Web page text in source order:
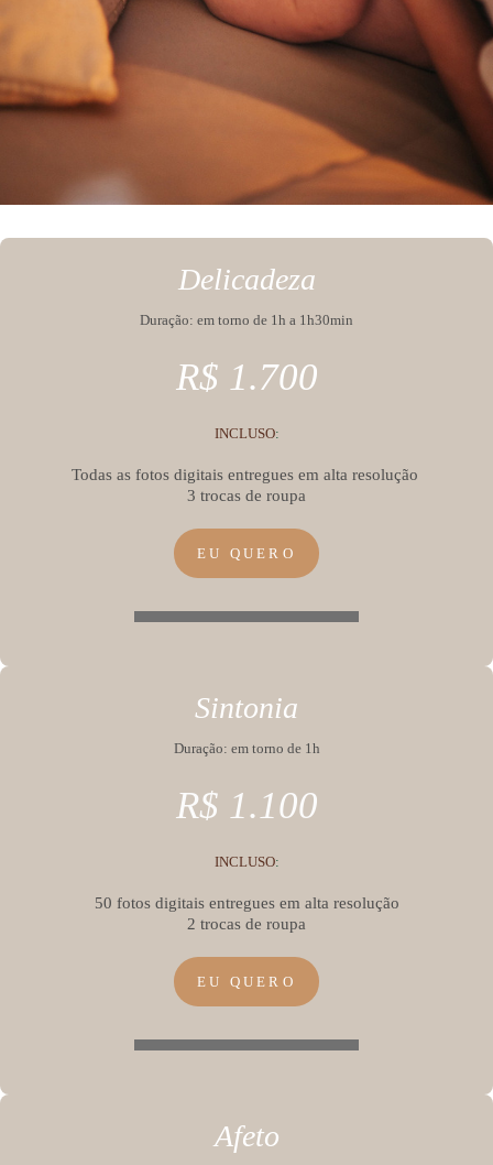
Delicadeza
Duração: em torno de 1h a 1h30min
R$ 1.700
INCLUSO:
Todas as fotos digitais entregues em alta resolução
3 trocas de roupa
EU QUERO
Sintonia
Duração: em torno de 1h
R$ 1.100
INCLUSO:
50 fotos digitais entregues em alta resolução
2 trocas de roupa
EU QUERO
Afeto